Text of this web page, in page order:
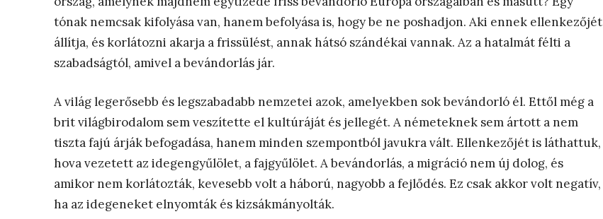
tónak nemcsak kifolyása van, hanem befolyása is, hogy be ne poshadjon. Aki ennek ellenkezőjét
állítja, és korlátozni akarja a frissülést, annak hátsó szándékai vannak. Az a hatalmát félti a
szabadságtól, amivel a bevándorlás jár.
A világ legerősebb és legszabadabb nemzetei azok, amelyekben sok bevándorló él. Ettől még a
brit világbirodalom sem veszítette el kultúráját és jellegét. A németeknek sem ártott a nem
tiszta fajú árják befogadása, hanem minden szempontból javukra vált. Ellenkezőjét is láthattuk,
hova vezetett az idegengyűlölet, a fajgyűlölet. A bevándorlás, a migráció nem új dolog, és
amikor nem korlátozták, kevesebb volt a háború, nagyobb a fejlődés. Ez csak akkor volt negatív,
ha az idegeneket elnyomták és kizsákmányolták.